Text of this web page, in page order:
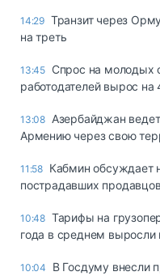
14:29 Транзит через
на треть
13:45 Спрос на молодых
работодателей вырос на
13:08 Азербайджан
Армению через свою
11:58 Кабмин обсуждает
пострадавших
10:48 Тарифы на
года в среднем выросли
10:04
В Госдуму внесли